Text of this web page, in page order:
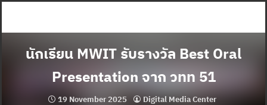
นักเรียน MWIT รับรางวัล Best Oral
Presentation จาก วทท 51
19 November 2025 Digital Media Center